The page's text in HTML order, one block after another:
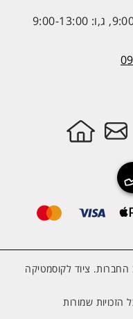
ציוד לקוסמטיקה
הזכויות שמורות